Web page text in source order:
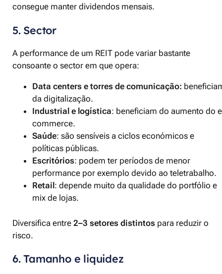
consegue manter dividendos mensais.
5. Sector
A performance de um REIT pode variar bastante
consoante o sector em que opera:
Data centers e torres de comunicação:
da digitalização.
Industrial e logística: beneficiam do aumento do
commerce.
Saúde: são sensíveis a ciclos económicos e
políticas públicas.
Escritórios: podem ter períodos de menor
performance por exemplo devido ao teletrabalho.
Retail: depende muito da qualidade do portfólio e
mix de lojas.
Diversifica entre 2–3 setores distintos para reduzir o
risco.
6. Tamanho e liquidez